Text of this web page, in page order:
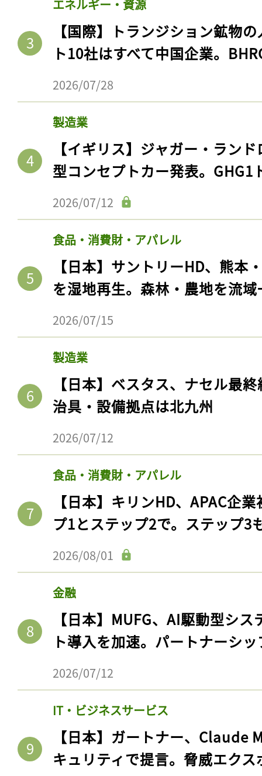
エネルギー・資源
【国際】トランジション鉱物
ト10社はすべて中国企業。
2026/07/28
製造業
【イギリス】ジャガー・ラン
型コンセプトカー発表。GHG1
2026/07/12
食品・消費財・アパレル
【日本】サントリーHD、熊本
を湿地再生。森林・農地を流
2026/07/15
製造業
【日本】ベスタス、ナセル最
治具・設備拠点は北九州
2026/07/12
食品・消費財・アパレル
【日本】キリンHD、APAC企
プ1とステップ2で。ステップ3
2026/08/01
金融
【日本】MUFG、AI駆動型シ
ト導入を加速。パートナーシ
2026/07/12
IT・ビジネスサービス
【日本】ガートナー、Claude
キュリティで提言。脅威エク
記事をお気に入りに
ログインが必